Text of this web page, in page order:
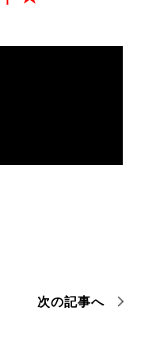
次の記事へ